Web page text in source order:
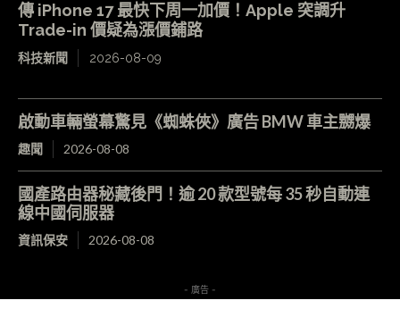
傳 iPhone 17 最快下周一加價！Apple 突調升
Trade-in 價疑為漲價鋪路
科技新聞 2026-08-09
啟動車輛螢幕驚見《蜘蛛俠》廣告 BMW 車主嬲爆
趣聞 2026-08-08
國產路由器秘藏後門！逾 20 款型號每 35 秒自動連
線中國伺服器
資訊保安 2026-08-08
- 廣告 -